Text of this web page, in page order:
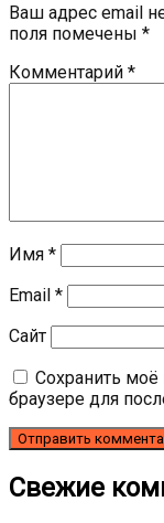
Ваш адрес email
поля помечены *
Комментарий *
Имя *
Email *
Сайт
Сохранить моё
браузере для
Свежие